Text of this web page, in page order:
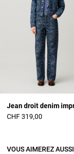
CHF 319,00
VOUS AIMEREZ AUSSI